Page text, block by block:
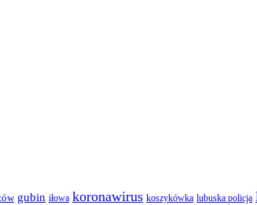
gubin iłowa koronawirus koszykówka lubuska policja